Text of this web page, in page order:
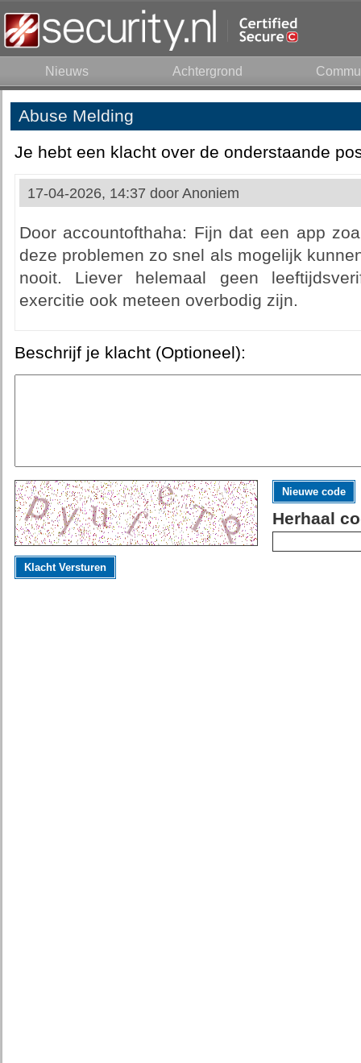
Nieuws Achtergrond
Abuse Melding
Je hebt een klacht over de onderstaande
17-04-2026, 14:37 door Anoniem
Door accountofthaha: Fijn dat een app
deze problemen zo snel als mogelijk
nooit. Liever helemaal geen
exercitie ook meteen overbodig zijn.
Beschrijf je klacht (Optioneel):
Nieuwe code
Herhaal
Klacht Versturen